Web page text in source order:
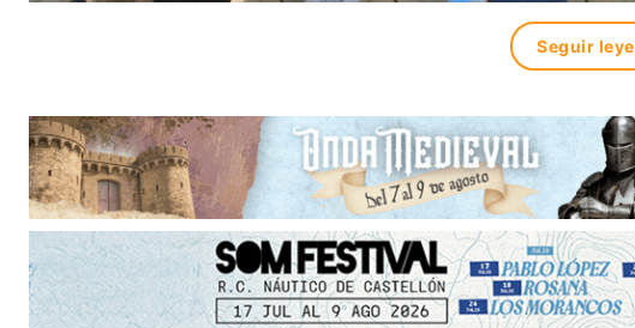
Seguir